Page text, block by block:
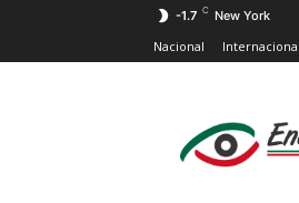
-1.7 C New York
Nacional
Internacional